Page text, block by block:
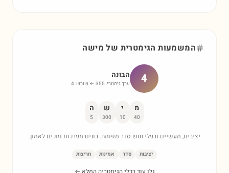
המשמעות הגימטרית של מישה
4 הבונה
ערך גימטרי: 355 ← שורש: 4
מ
40
י
10
ש
300
ה
5
יציבים, מעשיים ובעלי חוש סדר מפותח. בונים מערכות וזוכים לאמון.
יציבות סדר אמינות חריצות